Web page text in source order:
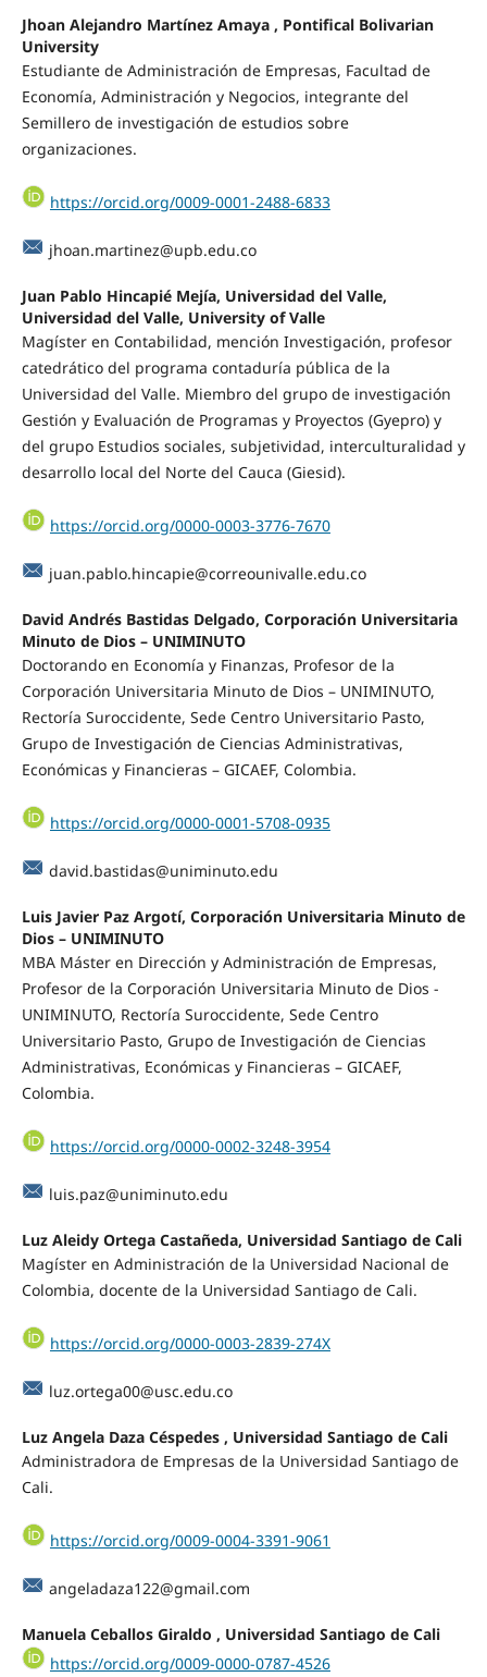
Jhoan Alejandro Martínez Amaya , Pontifical Bolivarian
University
Estudiante de Administración de Empresas, Facultad de
Economía, Administración y Negocios, integrante del
Semillero de investigación de estudios sobre
organizaciones.
https://orcid.org/0009-0001-2488-6833
jhoan.martinez@upb.edu.co
Juan Pablo Hincapié Mejía, Universidad del Valle,
Universidad del Valle, University of Valle
Magíster en Contabilidad, mención Investigación, profesor
catedrático del programa contaduría pública de la
Universidad del Valle. Miembro del grupo de investigación
Gestión y Evaluación de Programas y Proyectos (Gyepro) y
del grupo Estudios sociales, subjetividad, interculturalidad y
desarrollo local del Norte del Cauca (Giesid).
https://orcid.org/0000-0003-3776-7670
juan.pablo.hincapie@correounivalle.edu.co
David Andrés Bastidas Delgado, Corporación Universitaria
Minuto de Dios – UNIMINUTO
Doctorando en Economía y Finanzas, Profesor de la
Corporación Universitaria Minuto de Dios – UNIMINUTO,
Rectoría Suroccidente, Sede Centro Universitario Pasto,
Grupo de Investigación de Ciencias Administrativas,
Económicas y Financieras – GICAEF, Colombia.
https://orcid.org/0000-0001-5708-0935
david.bastidas@uniminuto.edu
Luis Javier Paz Argotí, Corporación Universitaria Minuto de
Dios – UNIMINUTO
MBA Máster en Dirección y Administración de Empresas,
Profesor de la Corporación Universitaria Minuto de Dios -
UNIMINUTO, Rectoría Suroccidente, Sede Centro
Universitario Pasto, Grupo de Investigación de Ciencias
Administrativas, Económicas y Financieras – GICAEF,
Colombia.
https://orcid.org/0000-0002-3248-3954
luis.paz@uniminuto.edu
Luz Aleidy Ortega Castañeda, Universidad Santiago de Cali
Magíster en Administración de la Universidad Nacional de
Colombia, docente de la Universidad Santiago de Cali.
https://orcid.org/0000-0003-2839-274X
luz.ortega00@usc.edu.co
Luz Angela Daza Céspedes , Universidad Santiago de Cali
Administradora de Empresas de la Universidad Santiago de
Cali.
https://orcid.org/0009-0004-3391-9061
angeladaza122@gmail.com
Manuela Ceballos Giraldo , Universidad Santiago de Cali
https://orcid.org/0009-0000-0787-4526